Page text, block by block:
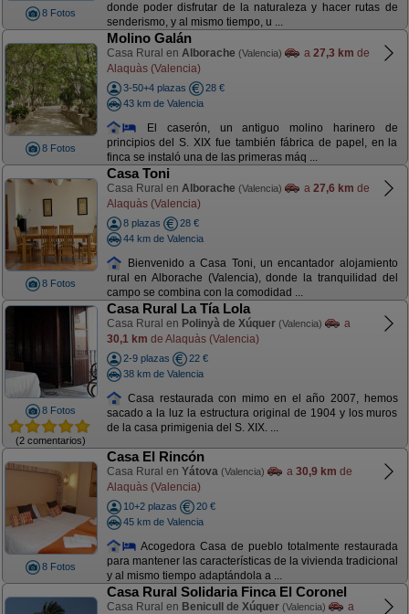
8 Fotos
donde poder disfrutar de la naturaleza y hacer rutas de
senderismo, y al mismo tiempo, u ...
8 Fotos
Molino Galán
Casa Rural en Alborache (Valencia) a 27,3 km de
Alaquàs (Valencia)
3-50+4 plazas
28 €
43 km de Valencia
El caserón, un antiguo molino harinero de
principios del S. XIX fue también fábrica de papel, en la
finca se instaló una de las primeras máq ...
8 Fotos
Casa Toni
Casa Rural en Alborache (Valencia) a 27,6 km de
Alaquàs (Valencia)
8 plazas
28 €
44 km de Valencia
Bienvenido a Casa Toni, un encantador alojamiento
rural en Alborache (Valencia), donde la tranquilidad del
campo se combina con la comodidad ...
8 Fotos
(2 comentarios)
Casa Rural La Tía Lola
Casa Rural en Polinyà de Xúquer (Valencia)
a
30,1 km de Alaquàs (Valencia)
2-9 plazas
22 €
38 km de Valencia
Casa restaurada con mimo en el año 2007, hemos
sacado a la luz la estructura original de 1904 y los muros
de la casa primigenia del S. XIX. ...
8 Fotos
Casa El Rincón
Casa Rural en Yátova (Valencia) a 30,9 km de
Alaquàs (Valencia)
10+2 plazas
20 €
45 km de Valencia
Acogedora Casa de pueblo totalmente restaurada
para mantener las características de la vivienda tradicional
y al mismo tiempo adaptándola a ...
Casa Rural Solidaria Finca El Coronel
Casa Rural en Benicull de Xúquer (Valencia)
a